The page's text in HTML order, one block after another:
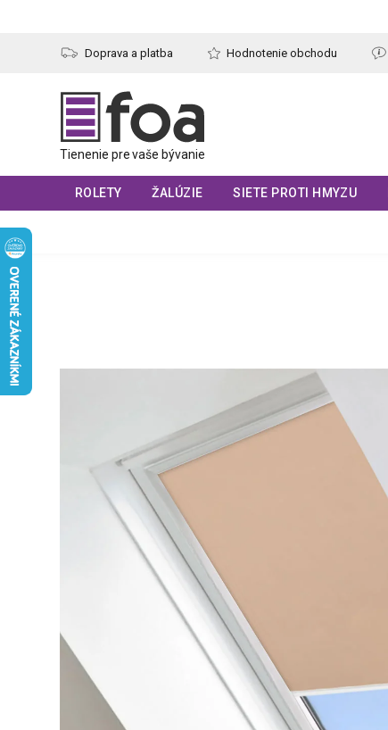
Doprava a platba Hodnotenie obchodu
ROLETY ŽALÚZIE SIETE PROTI HMYZU